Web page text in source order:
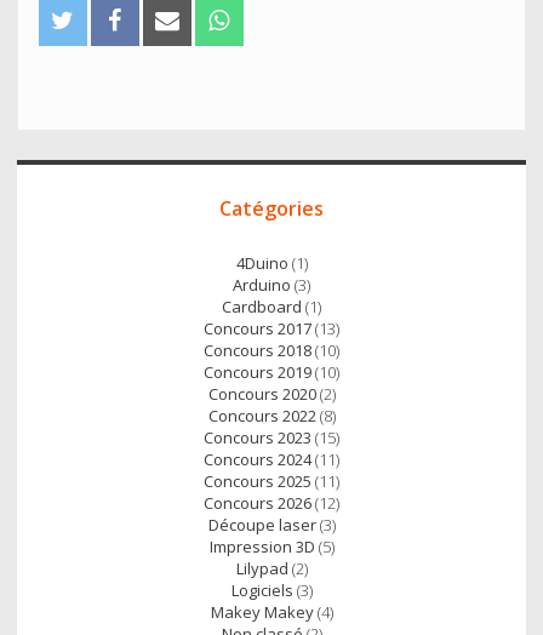
w
e
a
o
m
h
A
p
Accès
Catégories
4Duino (1)
Arduino (3)
Cardboard (1)
Concours 2017(13)
Concours 2018(10)
Concours 2019(10)
Concours 2020(2)
Concours 2022(8)
Concours 2023 (15)
Concours 2024(11)
Concours 2025 (11)
Concours 2026(12)
Découpe laser(3)
Impression 3D (5)
Lilypad (2)
Logiciels (3)
Makey Makey(4)